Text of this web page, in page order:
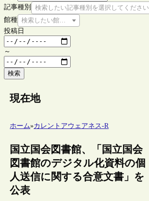
記事種別
検索したい記事種別を選択してください
館種 検索したい館種を選択してください
投稿日
～
検索
現在地
ホーム»カレントアウェアネス-R
国立国会図書館、「国立国会
図書館のデジタル化資料の個
人送信に関する合意文書」を
公表